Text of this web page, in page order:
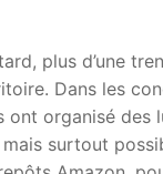
plus d’une
Dans les
ont organisé des
surtout